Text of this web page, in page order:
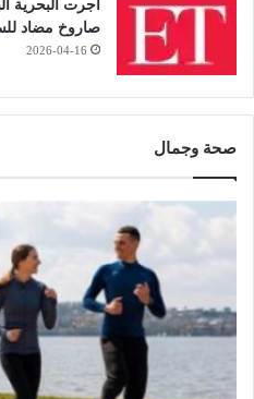
أجرت البحرية
صاروخ مضاد
2026-04-16
صحة وجمال